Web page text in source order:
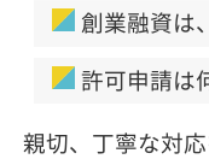
創業融資は
許可申請は
親切、丁寧な対